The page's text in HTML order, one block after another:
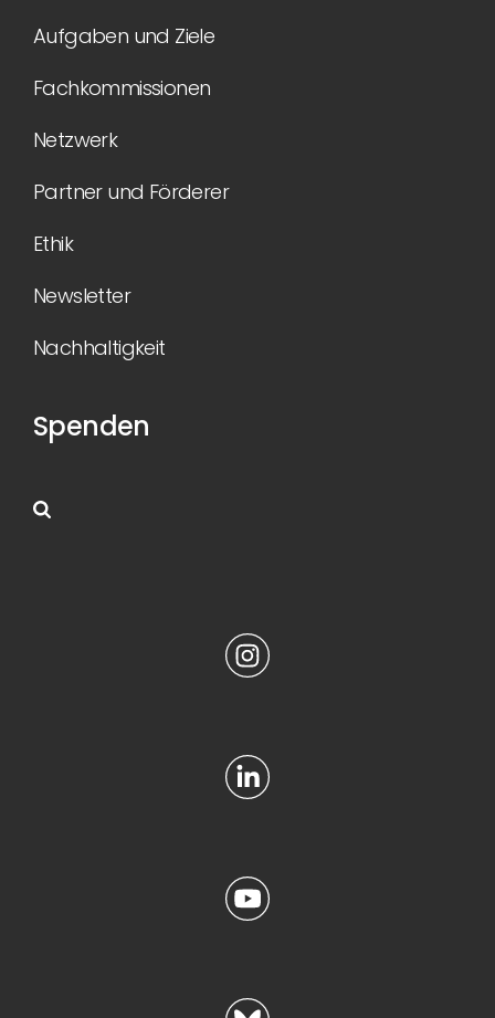
Aufgaben und Ziele
Fachkommissionen
Netzwerk
Partner und Förderer
Ethik
Newsletter
Nachhaltigkeit
Spenden